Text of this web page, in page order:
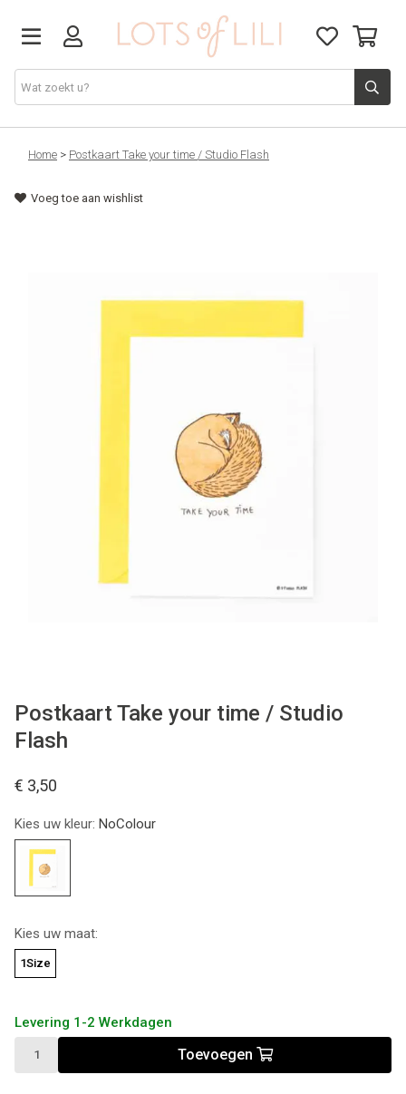
VADERDAG
SOLDEN
AGENDA'S 2026
GREEN LIVING
KIDS
Home > Postkaart Take your time / Studio Flash
Voeg toe aan wishlist
Postkaart Take your time / Studio
Flash
€ 3,50
Kies uw kleur: NoColour
Kies uw maat:
1Size
Levering 1-2 Werkdagen
Toevoegen